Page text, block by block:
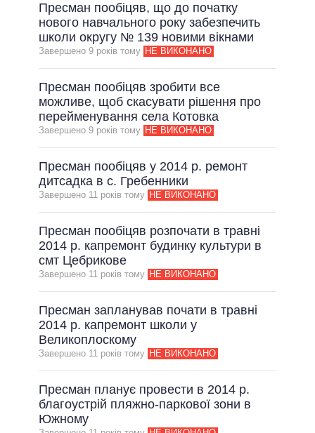
Пресман пообіцяв, що до початку
нового навчального року забезпечить
школи округу № 139 новими вікнами
Завершено 9 рокiв тому НЕ ВИКОНАНО
Пресман пообіцяв зробити все
можливе, щоб скасувати рішення про
перейменування села Котовка
Завершено 9 рокiв тому НЕ ВИКОНАНО
Пресман пообіцяв у 2014 р. ремонт
дитсадка в с. Гребенники
Завершено 11 рокiв тому НЕ ВИКОНАНО
Пресман пообіцяв розпочати в травні
2014 р. капремонт будинку культури в
смт Цебрикове
Завершено 11 рокiв тому НЕ ВИКОНАНО
Пресман запланував почати в травні
2014 р. капремонт школи у
Великоплоскому
Завершено 11 рокiв тому НЕ ВИКОНАНО
Пресман планує провести в 2014 р.
благоустрій пляжно-паркової зони в
Южному